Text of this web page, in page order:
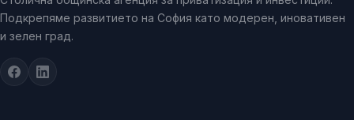
Подкрепяме развитието на София като модерен, иновативен
и зелен град.